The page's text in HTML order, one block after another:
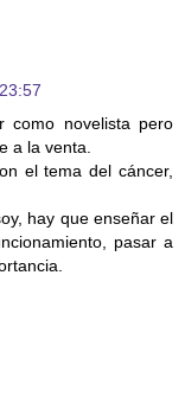
como novelista pero
a la venta.
el tema del cáncer,
hay que enseñar el
pasar a